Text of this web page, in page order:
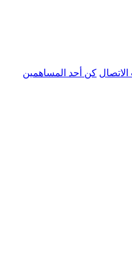
كن أحد المساهمين